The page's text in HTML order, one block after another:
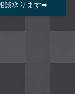
談承ります➡